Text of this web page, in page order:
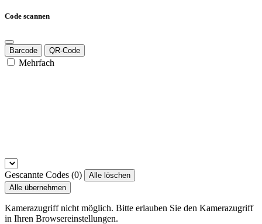
Code scannen
Barcode QR-Code
Mehrfach
Gescannte Codes (0)
Alle löschen
Alle übernehmen
Kamerazugriff nicht möglich. Bitte erlauben Sie den Kamerazugriff
in Ihren Browsereinstellungen.